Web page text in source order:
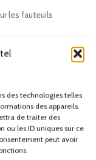
des technologies telles
des appareils.
de traiter des
ou les ID uniques sur ce
peut avoir
les fauteuils
sens de la
à sa poignée et
disponible pour